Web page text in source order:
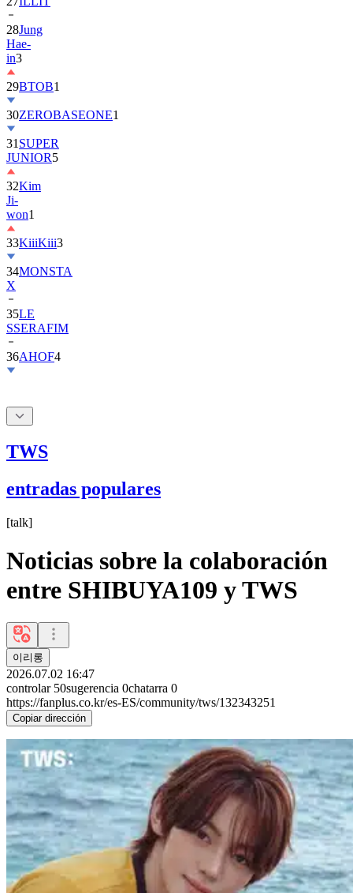
Hae-
in3
29BTOB
30ZEROBASEONE
31SUPER
JUNIOR
32Kim
Ji-
won1
33KiiiKiii
34MONSTA
X
35
SSERAFIM
36AHOF4
TWS
entradas populares
[talk]
Noticias sobre la colaboración
entre SHIBUYA109 y TWS
이리롱
2026.07.02 16:47
controlar 50sugerencia 0chatarra 0
https://fanplus.co.kr/es-ES/community/tws/132343251
Copiar dirección